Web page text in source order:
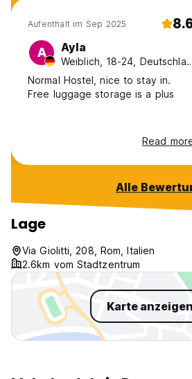
Aufenthalt im Sep 2025
A Ayla
Weiblich, 18-
Normal Hostel, nice to stay in.
Free luggage storage is a plus
Read
Alle
Lage
Via Giolitti, 208, Rom, Italien
2.6km vom Stadtzentrum
Karte anzeigen